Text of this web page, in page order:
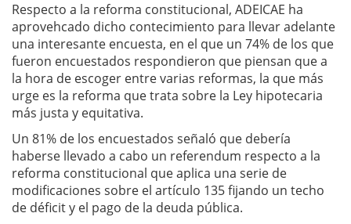
Respecto a la reforma constitucional, ADEICAE ha
aprovehcado dicho contecimiento para llevar adelante
una interesante encuesta, en el que un 74% de los que
fueron encuestados respondieron que piensan que a
la hora de escoger entre varias reformas, la que más
urge es la reforma que trata sobre la Ley hipotecaria
más justa y equitativa.
Un 81% de los encuestados señaló que debería
haberse llevado a cabo un referendum respecto a la
reforma constitucional que aplica una serie de
modificaciones sobre el artículo 135 fijando un techo
de déficit y el pago de la deuda pública.